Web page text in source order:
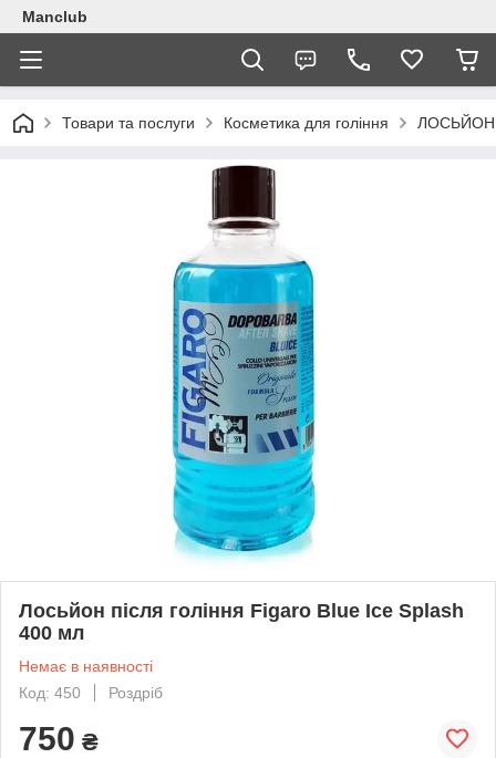
Manclub
Товари та послуги Косметика для гоління ЛОСЬЙОН
Лосьйон після гоління Figaro Blue Ice Splash
400 мл
Немає в наявності
Код: 450
Роздріб
750 ₴